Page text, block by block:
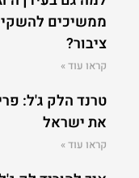
ממשיכים
ציבור?
קראו עוד »
טרנד הלק ג'ל:
את ישראל
קראו עוד »